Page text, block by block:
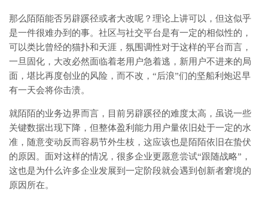
那么陌陌能否另辟蹊径或者大改呢？理论上讲可以，但这似乎
是一件很难办到的事。社区与社交平台是有一定的相似性的，
可以类比曾经的猫扑和天涯，氛围调性对于这样的平台而言，
一旦固化，大改必然面临着老用户急着逃，新用户不进来的局
面，堪比再度创业的风险，而不改，“后浪”们的坚船利炮迟早
有一天会将你击溃。
就陌陌的业务边界而言，目前另辟蹊径的难度太高，虽说一些
关键数据出现下降，但整体盈利能力用户量依旧处于一定的水
准，随意变动反而容易节外生枝，这应该也是陌陌依旧在蛰伏
的原因。面对这样的情况，很多企业更愿意尝试“跟随战略”，
这也是为什么许多企业发展到一定阶段就会遇到创新者窘境的
原因所在。